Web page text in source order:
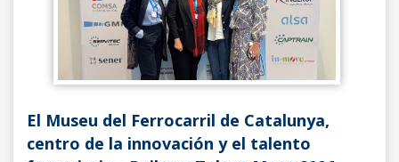
El Museu del Ferrocarril de Catalunya,
centro de la innovación y el talento